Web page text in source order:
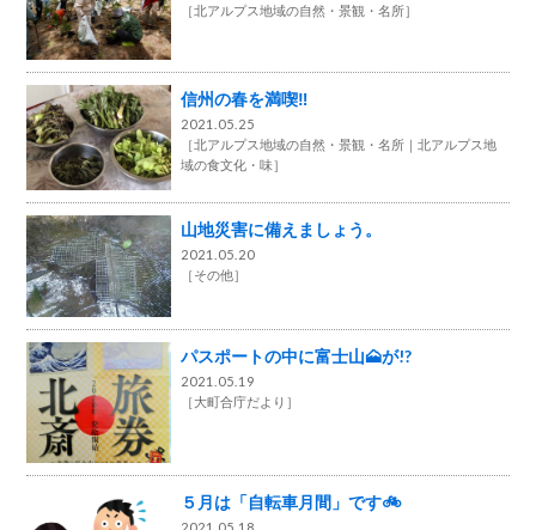
［北アルプス地域の自然・景観・名所］
信州の春を満喫‼
2021.05.25
［北アルプス地域の自然・景観・名所
北アルプス地
域の食文化・味］
山地災害に備えましょう。
2021.05.20
［その他］
パスポートの中に富士山🗻が!?
2021.05.19
［大町合庁だより ］
５月は「自転車月間」です🚲